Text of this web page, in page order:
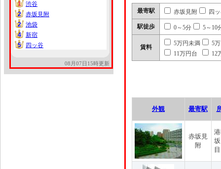
1
1
渋谷
2
2
赤坂見附
2
2
池袋
4
4
新宿
5
5 四ッ谷
08月07日15時更新
最寄駅 赤坂見附 四
駅徒歩 0～5分 5～10
賃料
5万円未満
5
11万円台
12
外観 最寄駅
赤坂見
附
目